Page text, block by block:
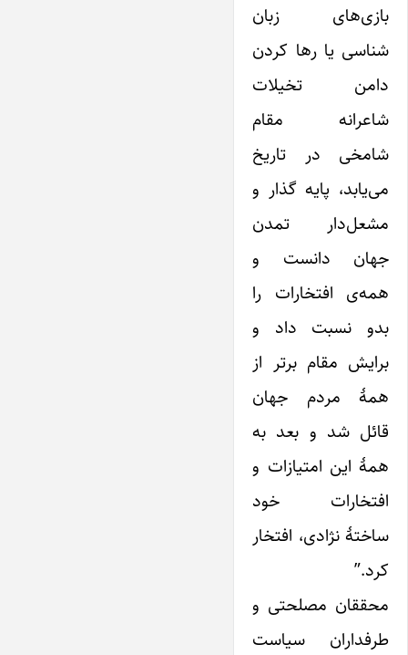
بازی‌های زبان
شناسی ‌یا رها کردن
دامن تخیلات
شاعرانه مقام
شامخی در تاریخ
می‌یابد، پایه گذار و
مشعل‌دار تمدن
جهان دانست و
همه‌ی افتخارات را
بدو نسبت داد و
برایش مقام برتر از
همۀ مردم جهان
قائل شد و بعد به
همۀ ‌این امتیازات و
افتخارات خود
ساختۀ نژادی، افتخار
کرد.”
محققان مصلحتی و
طرفداران سیاست